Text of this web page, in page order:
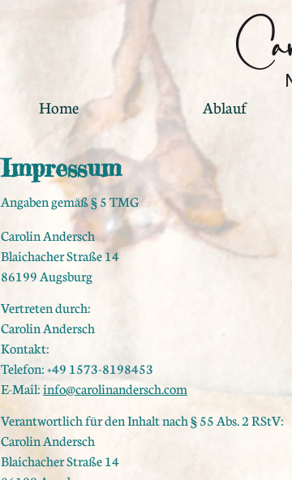
Home Ablauf
Impressum
Angaben gemäß § 5 TMG
Carolin Andersch
Blaichacher Straße 14
86199 Augsburg
Vertreten durch:
Carolin Andersch
Kontakt:
Telefon: +49 1573-8198453
E-Mail:info@carolinandersch.com
Verantwortlich für den Inhalt nach § 55 Abs. 2 RStV:
Carolin Andersch
Blaichacher Straße 14